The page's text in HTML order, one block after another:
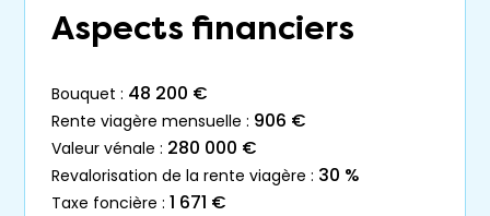
Aspects financiers
bouquet : 48 200 €
rente viagère mensuelle : 906 €
valeur vénale : 280 000 €
revalorisation de la rente viagère : 30 %
taxe foncière : 1 671 €